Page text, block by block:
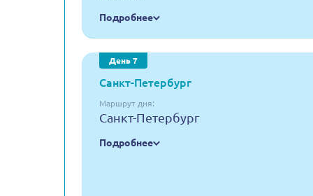
Подробнее
День 7
Санкт-Петербург
Маршрут дня:
Санкт-Петербург
Подробнее